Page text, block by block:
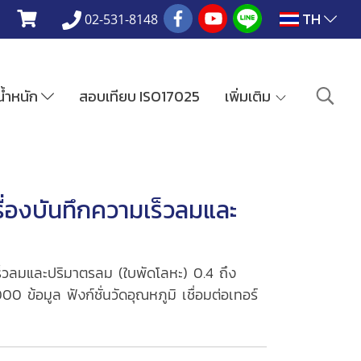
02-531-8148 TH
ำหนัก สอบเทียบ ISO17025 เพิ่มเติม
งบันทึกความเร็วลมและ
ลมและปริมาตรลม (ใบพัดโลหะ) 0.4 ถึง
ข้อมูล ฟังก์ชั่นวัดอุณหภูมิ เชื่อมต่อเทอร์